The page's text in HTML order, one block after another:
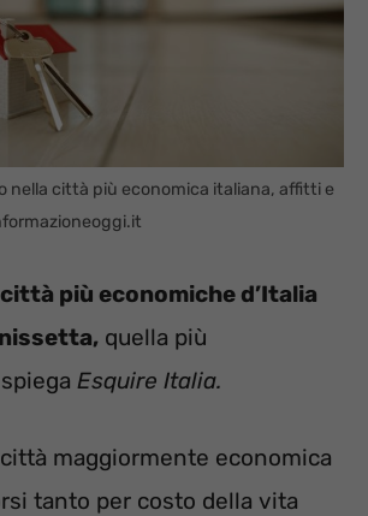
nella città più economica italiana, affitti e
città più economiche d’Italia
quella più
Esquire Italia.
maggiormente economica
tanto per costo della vita